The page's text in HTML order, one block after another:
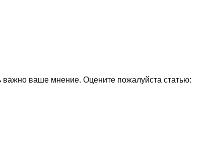
важно ваше мнение. Оцените пожалуйста статью: